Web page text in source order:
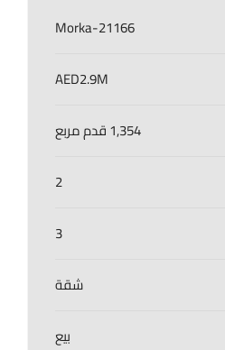
Morka-21166
AED2.9M
1,354 قدم مربع
2
3
شقة
بيع